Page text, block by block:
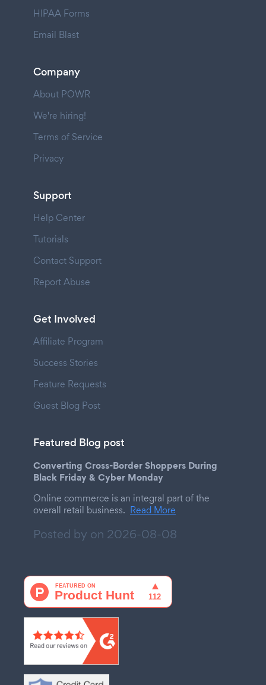
HIPAA Forms
Email Blast
Company
About POWR
We're hiring!
Terms of Service
Privacy
Support
Help Center
Tutorials
Contact Support
Report Abuse
Get Involved
Affiliate Program
Success Stories
Feature Requests
Guest Blog Post
Featured Blog post
Converting Cross-Border Shoppers During
Black Friday & Cyber Monday
Online commerce is an integral part of the
overall retail business. Read More
Posted by on 2026-08-08